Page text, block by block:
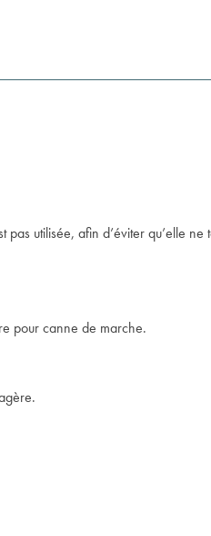
pas utilisée, afin d’éviter qu’elle ne
pour canne de marche.